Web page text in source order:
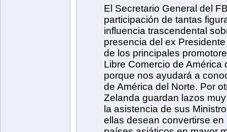
El Secretario General del
participación de tantas
influencia trascendental
presencia del ex
de los principales
Libre Comercio de América
porque nos ayudará a
de América del Norte. Por
Zelanda guardan lazos
la asistencia de sus
ellas desean convertirse